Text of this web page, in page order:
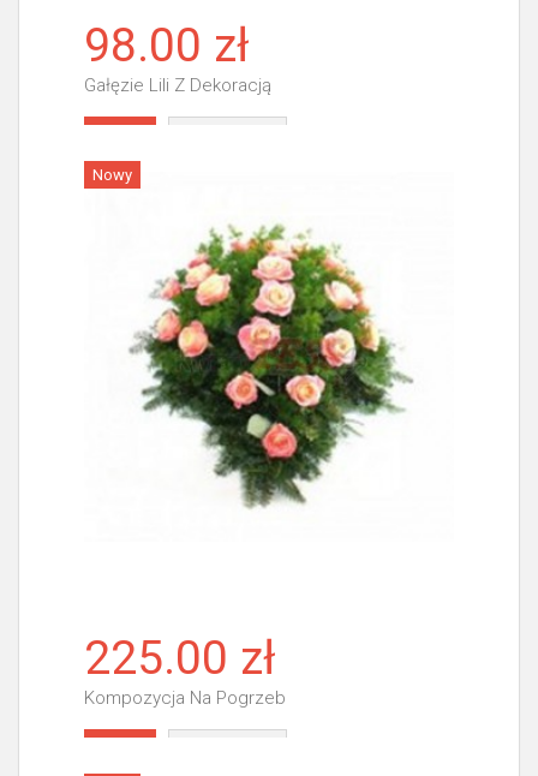
98.00 zł
Gałęzie Lili Z Dekoracją
Nowy
225.00 zł
Kompozycja Na Pogrzeb